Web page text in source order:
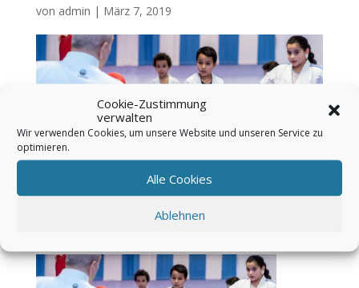
Cookie-Zustimmung
verwalten
Wir verwenden Cookies, um unsere Website und unseren Service zu
optimieren.
Alle Cookies
Ablehnen
von admin | März 7, 2019